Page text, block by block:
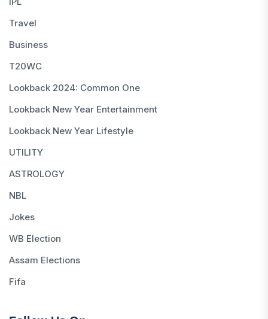
Travel
Business
T20WC
Lookback 2024: Common One
Lookback New Year Entertainment
Lookback New Year Lifestyle
UTILITY
ASTROLOGY
NBL
Jokes
WB Election
Assam Elections
Fifa